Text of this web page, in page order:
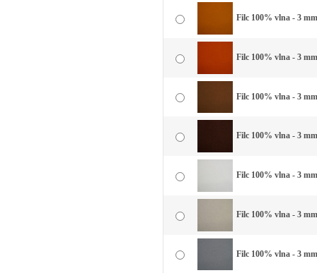
Filc 100% vlna - 3
Filc 100% vlna - 3
Filc 100% vlna - 3
Filc 100% vlna - 3
Filc 100% vlna - 3
Filc 100% vlna - 3
Filc 100% vlna - 3